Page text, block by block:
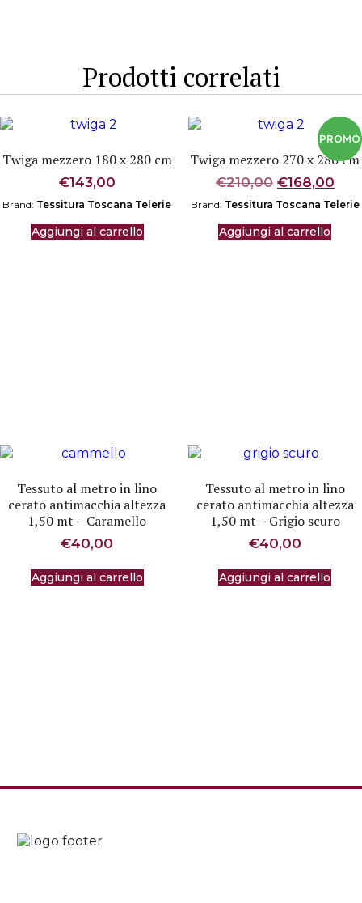
Prodotti correlati
Twiga mezzero 180 x 280 cm
€143,00
Brand: Tessitura Toscana Telerie
Aggiungi al carrello
Twiga mezzero 270 x 280 cm
€210,00 Il
prezzo
originale
era:
€168,00Il
Brand: Tessitura Toscana Telerie
Aggiungi al carrello
Tessuto al metro in lino
cerato antimacchia altezza
1,50 mt – Caramello
€40,00
Aggiungi al carrello
Tessuto al metro in lino
cerato antimacchia altezza
1,50 mt – Grigio scuro
€40,00
Aggiungi al carrello